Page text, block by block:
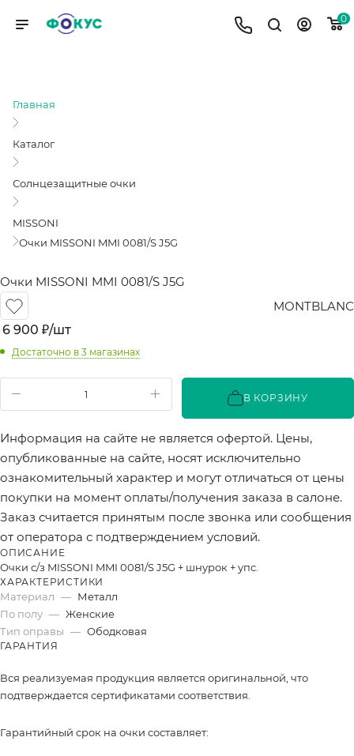
0
Главная
Каталог
Солнцезащитные очки
MISSONI
Очки MISSONI MMI 0081/S J5G
Очки MISSONI MMI 0081/S J5G
MONTBLANС
6 900 ₽/шт
Достаточно в 3 магазинах
В КОРЗИНУ
Информация на сайте не является офертой. Цены,
опубликованные на сайте, носят исключительно
ознакомительный характер и могут отличаться от цены
покупки на момент оплаты/получения заказа в салоне.
Заказ считается принятым после звонка или сообщения
от оператора с подтверждением условий.
ОПИСАНИЕ
Очки с/з MISSONI MMI 0081/S J5G + шнурок + упс.
ХАРАКТЕРИСТИКИ
Материал — Металл
По полу — Женские
Тип оправы — Ободковая
ГАРАНТИЯ
Вся реализуемая продукция является оригинальной, что
подтверждается сертификатами соответствия.
Гарантийный срок на очки составляет: